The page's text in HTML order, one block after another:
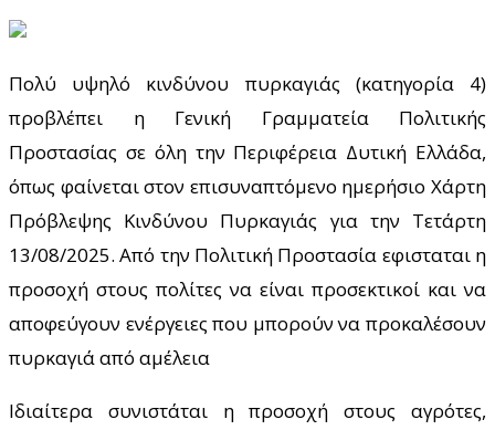
Πολύ υψηλό κινδύνου πυρκαγιάς (κατηγορία 4)
προβλέπει η Γενική Γραμματεία Πολιτικής
Προστασίας σε όλη την Περιφέρεια Δυτική Ελλάδα,
όπως φαίνεται στον επισυναπτόμενο ημερήσιο Χάρτη
Πρόβλεψης Κινδύνου Πυρκαγιάς για την Τετάρτη
13/08/2025. Από την Πολιτική Προστασία εφισταται η
προσοχή στους πολίτες να είναι προσεκτικοί και να
αποφεύγουν ενέργειες που μπορούν να προκαλέσουν
πυρκαγιά από αμέλεια
Ιδιαίτερα συνιστάται η προσοχή στους αγρότες,